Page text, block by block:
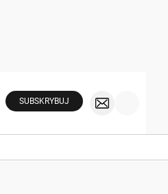
SUBSKRYBUJ